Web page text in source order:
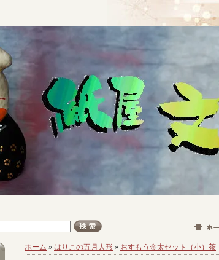
ホーム » はりこの五月人形 » おすもう金太セット（小）茶